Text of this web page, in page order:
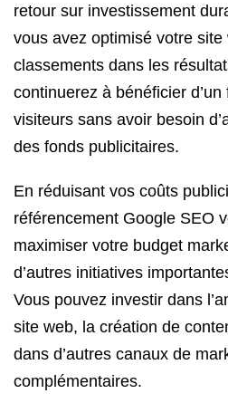
retour sur investissement
vous avez optimisé votre
classements dans les
continuerez à bénéficier
visiteurs sans avoir besoin
des fonds publicitaires.
En réduisant vos coûts
référencement Google SEO
maximiser votre budget
d’autres initiatives
Vous pouvez investir dans
site web, la création de
dans d’autres canaux de
complémentaires.